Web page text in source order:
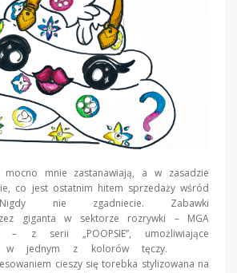
mnie zastanawiają, a w zasadzie
co jest ostatnim hitem sprzedaży wśród
Nigdy nie zgadniecie. Zabawki
giganta w sektorze rozrywki – MGA
– z serii „POOPSIE”, umożliwiające
w jednym z kolorów tęczy.
cieszy się torebka stylizowana na